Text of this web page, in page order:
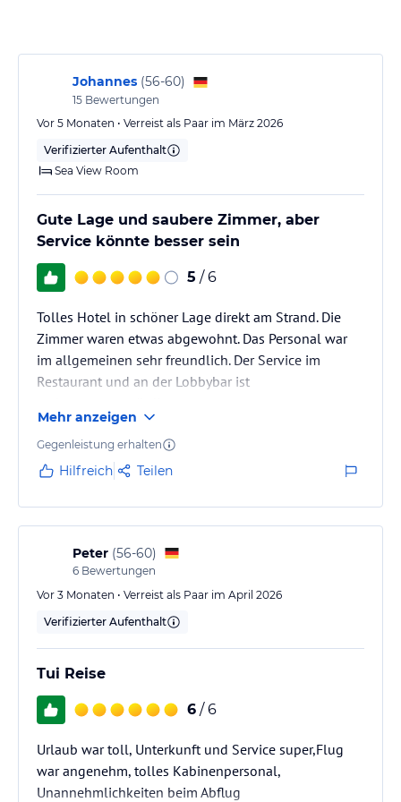
Eine angenehme Atmosphäre mit einem Hauch asiatischer Küche
haben machte seinen Erfolg schon lange und bot Japanisch an
Menü Abendessen. Es ist wirklich einen Besuch wert!
El Diwania Restaurant
Atmosphäre mit Blick auf das Arabische Meer.
Bietet eine raffinierte Mischung aus lokalen und importierten
Cocktails und Snacks. Mit einem innen und Draußen
entspannendes und warmes Ambiente und atemberaubend die
Architektur.
Genießen Sie Ihr Lieblingsgetränk, leichte Snacks und Sandwiches
Die ultimative Entspannung und Erfrischung am Charmillion Meer
Strandbar (Schiffswrack)
Erfrischende Getränke und prickelnde Cocktails & Erleben Sie die
coole Stimmung und genießen Sie eine erstaunliche Blick auf das
Wrack der Million Hoffnung.
Sport und Unterhaltung
• Zwei Tennisplätze mit Flutlicht (in Charmillion gelegen)
Club Resort).
• Billardtisch (gegen Gebühr).
• Alle Wassersportarten - Aufpreis.
• Tauchzentrum (befindet sich in Charmillion
• Charmillion Sea Life Resort Gäste können auch alle genießen
die Unterhaltungsmöglichkeiten unseres Schwester-Resorts
Charmillion Club Resort.
Johannes (56-60)
15 Bewertungen
Vor 5 Monaten • Verreist als Paar im März 2026
Verifizierter Aufenthalt
Sea View Room
Gute Lage und saubere Zimmer, aber
Service könnte besser sein
5 / 6
Tolles Hotel in schöner Lage direkt am Strand. Die
Zimmer waren etwas abgewohnt. Das Personal war
im allgemeinen sehr freundlich. Der Service im
Restaurant und an der Lobbybar ist
Mehr anzeigen
Gegenleistung erhalten
Hilfreich Teilen
Peter (56-60)
6 Bewertungen
Vor 3 Monaten • Verreist als Paar im April 2026
Verifizierter Aufenthalt
Tui Reise
6 / 6
Urlaub war toll, Unterkunft und Service super,Flug
war angenehm, tolles Kabinenpersonal,
Unannehmlichkeiten beim Abflug